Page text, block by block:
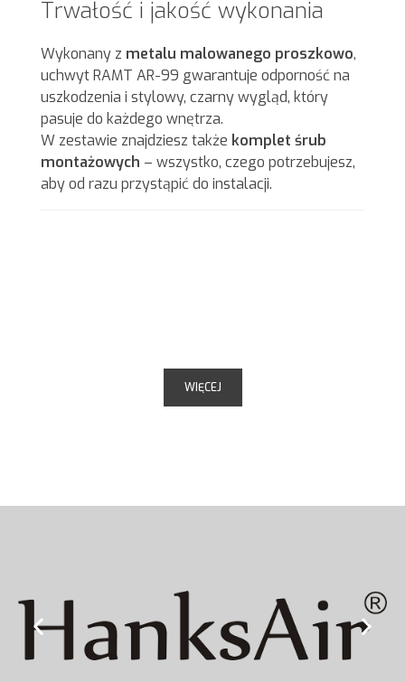
Trwałość i jakość wykonania
Wykonany z metalu malowanego proszkowo,
uchwyt RAMT AR-99 gwarantuje odporność na
uszkodzenia i stylowy, czarny wygląd, który
pasuje do każdego wnętrza.
W zestawie znajdziesz także komplet śrub
montażowych – wszystko, czego potrzebujesz,
aby od razu przystąpić do instalacji.
WIĘCEJ